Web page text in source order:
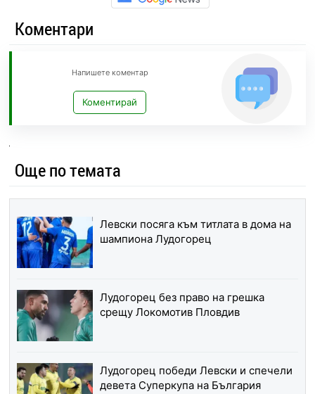
Коментари
Напишете коментар
Коментирай
Още по темата
Левски посяга към титлата в дома на
шампиона Лудогорец
Лудогорец без право на грешка
срещу Локомотив Пловдив
Лудогорец победи Левски и спечели
девета Суперкупа на България